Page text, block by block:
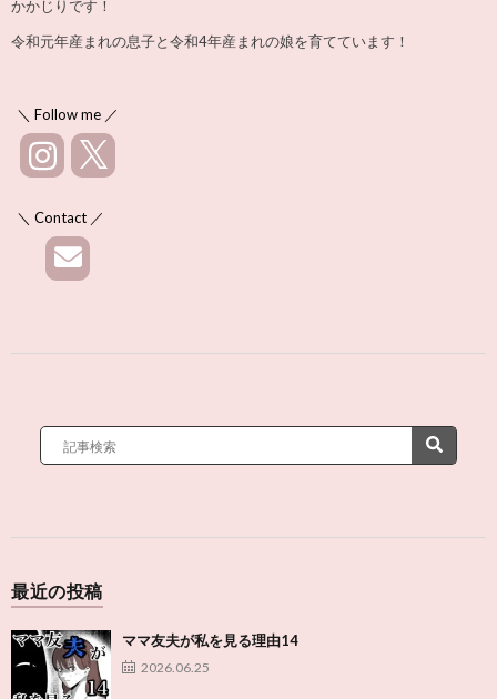
かかじりです！
令和元年産まれの息子と令和4年産まれの娘を育てています！
＼ Follow me ／
＼ Contact ／
最近の投稿
ママ友夫が私を見る理由14
2026.06.25